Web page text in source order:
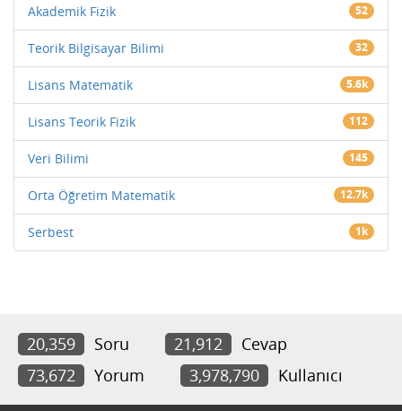
Akademik Fizik 52
Teorik Bilgisayar Bilimi 32
Lisans Matematik 5.6k
Lisans Teorik Fizik 112
Veri Bilimi 145
Orta Öğretim Matematik 12.7k
Serbest 1k
20,359 Soru 21,912
Cevap
73,672
Yorum 3,978,790 Kullanıcı